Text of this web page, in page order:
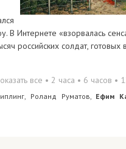
В Интернете «взорвалась
российских солдат, готовых
все • 2 часа • 6 часов •
, Роланд Руматов, Ефим